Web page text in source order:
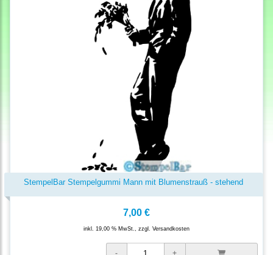
StempelBar Stempelgummi Mann mit Blumenstrauß - stehend
7,00 €
inkl. 19,00 % MwSt., zzgl. Versandkosten